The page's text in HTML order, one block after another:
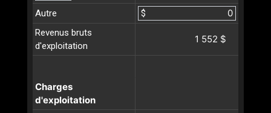
Autre
$
Revenus bruts
d'exploitation
1 552 $
Charges
d'exploitation